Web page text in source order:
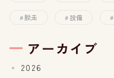
脱走 設備
アーカイブ
2026